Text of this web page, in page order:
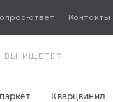
ответ Контакты
Кварцвинил